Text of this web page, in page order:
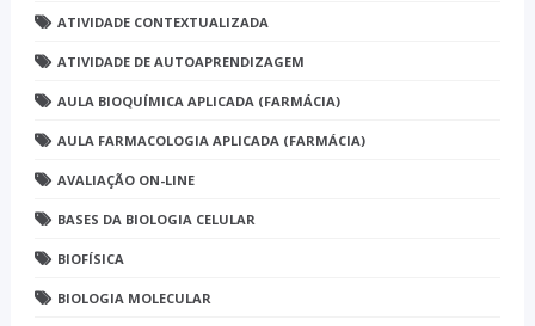
ATIVIDADE CONTEXTUALIZADA
ATIVIDADE DE AUTOAPRENDIZAGEM
AULA BIOQUÍMICA APLICADA (FARMÁCIA)
AULA FARMACOLOGIA APLICADA (FARMÁCIA)
AVALIAÇÃO ON-LINE
BASES DA BIOLOGIA CELULAR
BIOFÍSICA
BIOLOGIA MOLECULAR